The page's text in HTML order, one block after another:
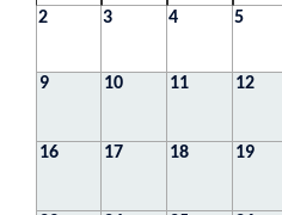
2 3 4 5
9 10 11 12
16 17 18 19